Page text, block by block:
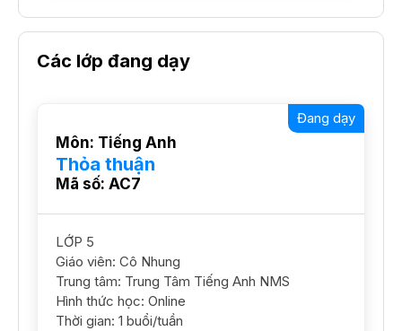
Các lớp đang dạy
Môn: Tiếng Anh
Thỏa thuận
Mã số: AC7
Đang dạy
LỚP 5
Giáo viên: Cô Nhung
Trung tâm: Trung Tâm Tiếng Anh NMS
Hình thức học: Online
Thời gian: 1 buổi/tuần